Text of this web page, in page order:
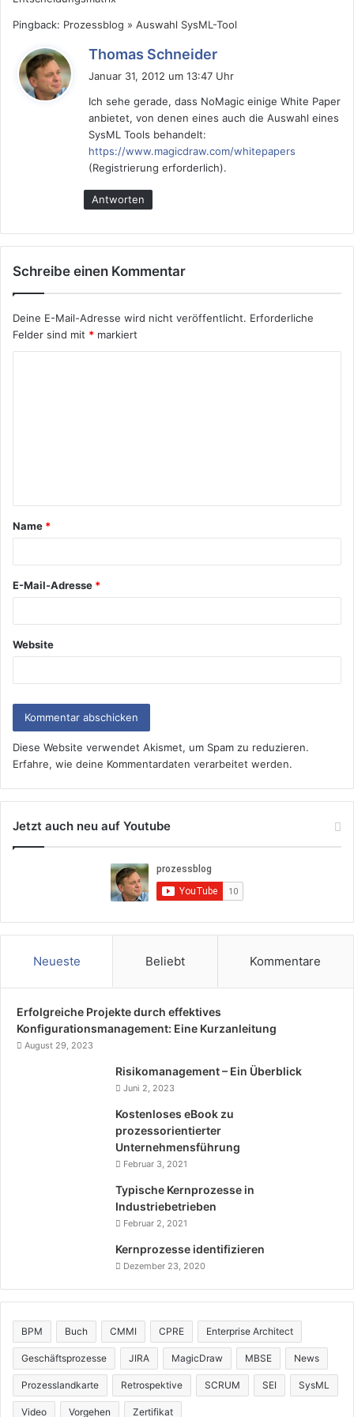
Pingback: Prozessblog » Auswahl SysML-Tool
Thomas Schneider
t
:
Januar 31, 2012 um 13:47 Uhr
Ich sehe gerade, dass NoMagic einige White Paper
anbietet, von denen eines auch die Auswahl eines
SysML Tools behandelt:
https://www.magicdraw.com/whitepapers
(Registrierung erforderlich).
Antworten
Schreibe einen Kommentar
Deine E-Mail-Adresse wird nicht veröffentlicht. Erforderliche
Felder sind mit * markiert
Name *
E-Mail-Adresse *
Website
Diese Website verwendet Akismet, um Spam zu reduzieren.
Erfahre, wie deine Kommentardaten verarbeitet werden.
Jetzt auch neu auf Youtube
Neueste Beliebt Kommentare
Erfolgreiche Projekte durch effektives
Konfigurationsmanagement: Eine Kurzanleitung
August 29, 2023
Risikomanagement – Ein Überblick
Juni 2, 2023
Kostenloses eBook zu
prozessorientierter
Unternehmensführung
Februar 3, 2021
Typische Kernprozesse in
Industriebetrieben
Februar 2, 2021
Kernprozesse identifizieren
Dezember 23, 2020
BPM Buch CMMI CPRE Enterprise Architect
Geschäftsprozesse JIRA MagicDraw MBSE News
Prozesslandkarte Retrospektive SCRUM SEI SysML
Video Vorgehen Zertifikat